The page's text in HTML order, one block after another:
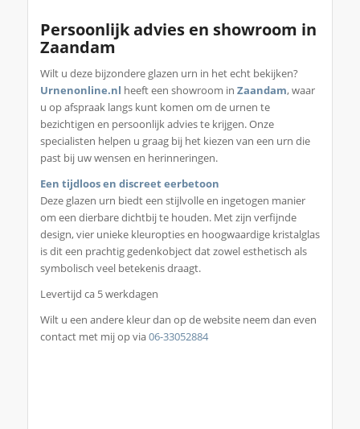
Persoonlijk advies en showroom in
Zaandam
Wilt u deze bijzondere glazen urn in het echt bekijken?
Urnenonline.nl heeft een showroom in Zaandam, waar
u op afspraak langs kunt komen om de urnen te
bezichtigen en persoonlijk advies te krijgen. Onze
specialisten helpen u graag bij het kiezen van een urn die
past bij uw wensen en herinneringen.
Een tijdloos en discreet eerbetoon
Deze glazen urn biedt een stijlvolle en ingetogen manier
om een dierbare dichtbij te houden. Met zijn verfijnde
design, vier unieke kleuropties en hoogwaardige kristalglas
is dit een prachtig gedenkobject dat zowel esthetisch als
symbolisch veel betekenis draagt.
Levertijd ca 5 werkdagen
Wilt u een andere kleur dan op de website neem dan even
contact met mij op via06-33052884